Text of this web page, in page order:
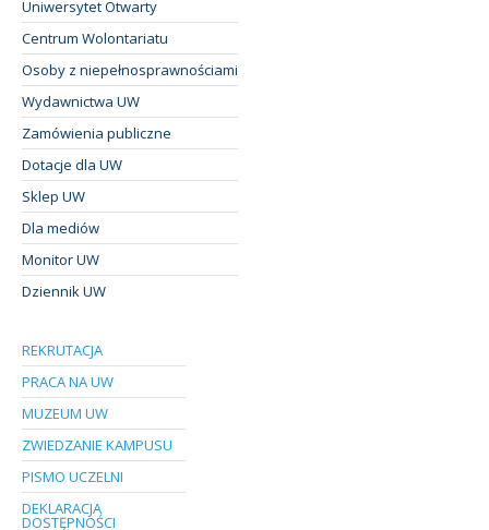
Uniwersytet Otwarty
Centrum Wolontariatu
Osoby z niepełnosprawnościami
Wydawnictwa UW
Zamówienia publiczne
Dotacje dla UW
Sklep UW
Dla mediów
Monitor UW
Dziennik UW
REKRUTACJA
PRACA NA UW
MUZEUM UW
ZWIEDZANIE KAMPUSU
PISMO UCZELNI
DEKLARACJA
DOSTĘPNOŚCI